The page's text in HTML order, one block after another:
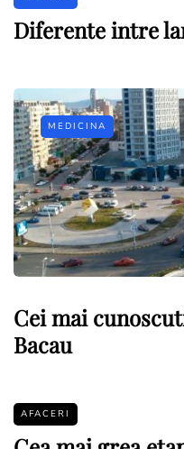
Diferente intre
MEDICINA
Cei mai
Bacau
AFACERI